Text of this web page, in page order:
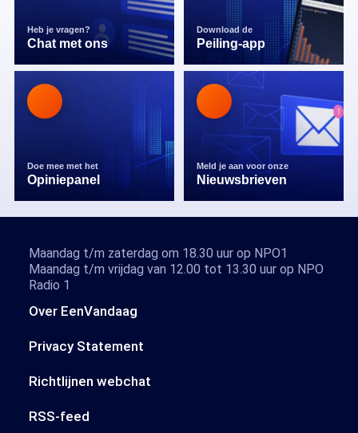
Heb je vragen?
Chat met ons
Download de
Peiling-app
Doe mee met het
Opiniepanel
Meld je aan voor onze
Nieuwsbrieven
Over EenVandaag
Privacy Statement
Richtlijnen webchat
RSS-feed
Maandag t/m zaterdag om 18.30 uur op NPO1
Maandag t/m vrijdag van 12.00 tot 13.30 uur op NPO
Radio 1